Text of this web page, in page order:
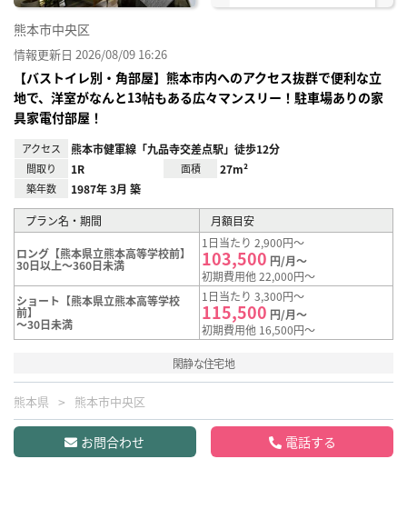
熊本市中央区
情報更新日 2026/08/09 16:26
【バストイレ別・角部屋】熊本市内へのアクセス抜群で便利な立
地で、洋室がなんと13帖もある広々マンスリー！駐車場ありの家
具家電付部屋！
アクセス 熊本市健軍線「九品寺交差点駅」徒歩12分
間取り 1R 面積 27m²
築年数 1987年 3月 築
プラン名・期間 月額目安
ロング【熊本県立熊本高等学校前】
30日以上～360日未満
1日当たり 2,900円～
103,500 円/月～
初期費用他 22,000円～
ショート【熊本県立熊本高等学校
前】
～30日未満
1日当たり 3,300円～
115,500 円/月～
初期費用他 16,500円～
閑静な住宅地
熊本県 熊本市中央区
お問合わせ 電話する